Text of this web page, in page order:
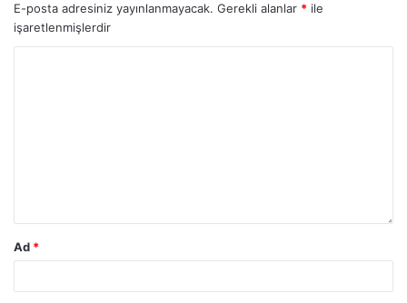
E-posta adresiniz yayınlanmayacak. Gerekli alanlar * ile
işaretlenmişlerdir
Ad *